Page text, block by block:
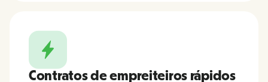
Contratos de empreiteiros rápidos